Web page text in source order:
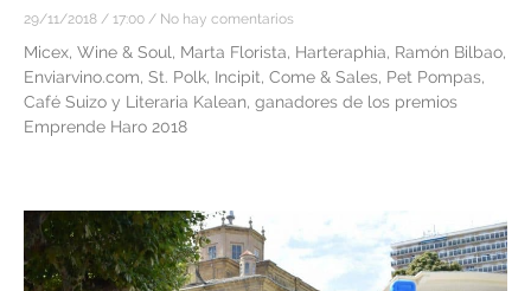
29/11/2018 17:00 No hay comentarios
Micex, Wine & Soul, Marta Florista, Harteraphia, Ramón Bilbao,
Enviarvino.com, St. Polk, Incipit, Come & Sales, Pet Pompas,
Café Suizo y Literaria Kalean, ganadores de los premios
Emprende Haro 2018